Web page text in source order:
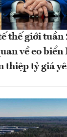
thế giới
về eo
thiệp tỷ giá